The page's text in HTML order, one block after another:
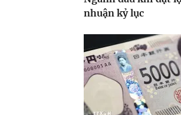
nhuận kỷ lục